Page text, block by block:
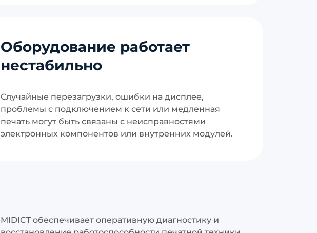
Оборудование работает
нестабильно
Случайные перезагрузки, ошибки на дисплее,
проблемы с подключением к сети или медленная
печать могут быть связаны с неисправностями
электронных компонентов или внутренних модулей.
MIDICT обеспечивает оперативную диагностику и